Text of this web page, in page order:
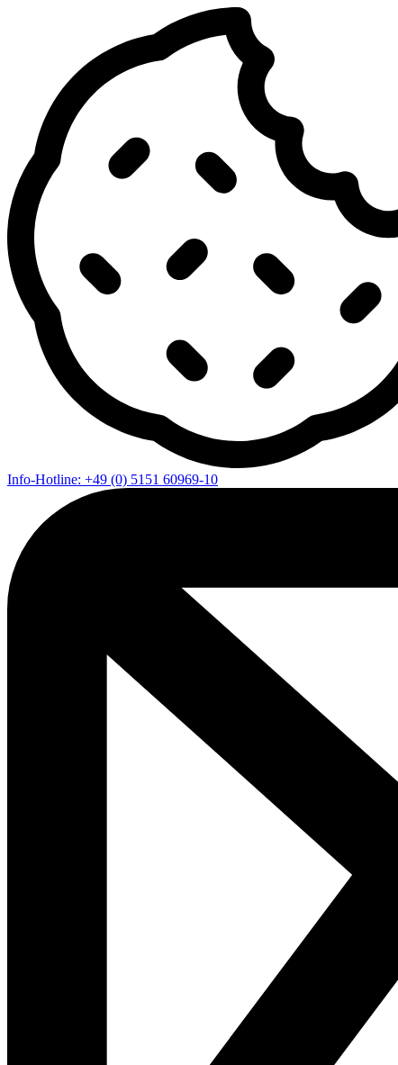
Info-Hotline: +49 (0) 5151 60969-10